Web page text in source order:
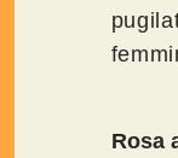
Rosa